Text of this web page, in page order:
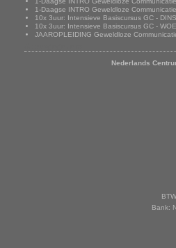
1-Daagse INTRO Geweldloze
10x 3uur: Intensieve Basiscursus GC -
10x 3uur: Intensieve Basiscursus GC -
JAAROPLEIDING Geweldloze
Nederlands
Bank: